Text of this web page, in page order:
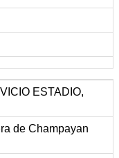
ESTADIO,
de Champayan